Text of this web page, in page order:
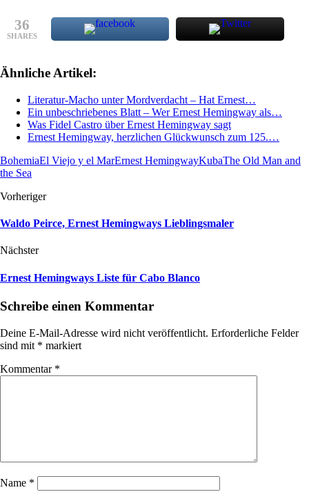
36
SHARES
Ähnliche Artikel:
Literatur-Macho unter Mordverdacht – Hat Ernest…
Ein unbeschriebenes Blatt – Wer Ernest Hemingway als…
Was Fidel Castro über Ernest Hemingway sagt
Ernest Hemingway, herzlichen Glückwunsch zum 125.…
BohemiaEl Viejo y el MarErnest HemingwayKubaThe Old Man and
the Sea
Vorheriger
Waldo Peirce, Ernest Hemingways Lieblingsmaler
Nächster
Ernest Hemingways Liste für Cabo Blanco
Schreibe einen Kommentar
Deine E-Mail-Adresse wird nicht veröffentlicht. Erforderliche Felder
sind mit * markiert
Kommentar *
Name *